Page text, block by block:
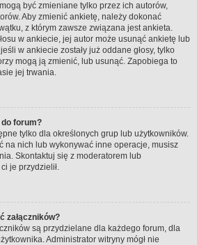
być zmieniane tylko przez ich autorów,
Aby zmienić ankietę, należy dokonać
z którym zawsze związana jest ankieta.
w ankiecie, jej autor może usunąć ankietę lub
w ankiecie zostały już oddane głosy, tylko
mogą ją zmienić, lub usunąć. Zapobiega to
jej trwania.
do forum?
tylko dla określonych grup lub użytkowników.
na nich lub wykonywać inne operacje, musisz
Skontaktuj się z moderatorem lub
je przydzielił.
załączników?
są przydzielane dla każdego forum, dla
Administrator witryny mógł nie